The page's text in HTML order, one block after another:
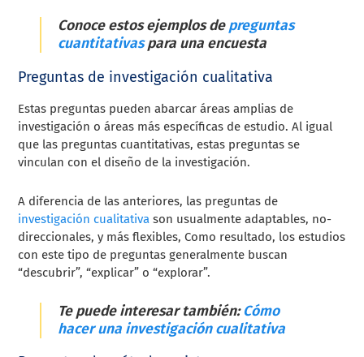
Conoce estos ejemplos depreguntas
cuantitativaspara una encuesta
Preguntas de investigación cualitativa
Estas preguntas pueden abarcar áreas amplias de
investigación o áreas más específicas de estudio. Al igual
que las preguntas cuantitativas, estas preguntas se
vinculan con el diseño de la investigación.
A diferencia de las anteriores, las preguntas de
investigación cualitativa son usualmente adaptables, no-
direccionales, y más flexibles, Como resultado, los estudios
con este tipo de preguntas generalmente buscan
“descubrir”, “explicar” o “explorar”.
Te puede interesar también:Cómo
hacer una investigación cualitativa